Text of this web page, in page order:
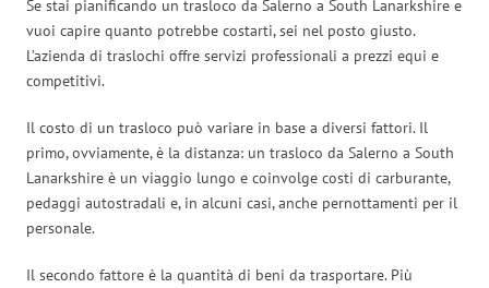
Se stai pianificando un trasloco da Salerno a South Lanarkshire e
vuoi capire quanto potrebbe costarti, sei nel posto giusto.
L’azienda di traslochi offre servizi professionali a prezzi equi e
competitivi.
Il costo di un trasloco può variare in base a diversi fattori. Il
primo, ovviamente, è la distanza: un trasloco da Salerno a South
Lanarkshire è un viaggio lungo e coinvolge costi di carburante,
pedaggi autostradali e, in alcuni casi, anche pernottamenti per il
personale.
Il secondo fattore è la quantità di beni da trasportare. Più